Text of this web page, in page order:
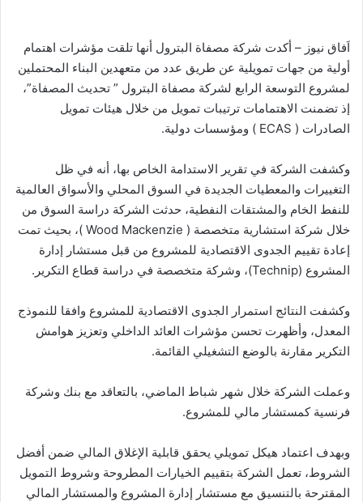
اَفاق نيوز – أكدت شركة مصفاة البترول أنها تلقت مؤشرات اهتمام
أولية من جهات تمويلية عن طريق عدد من متعهدين البناء المحتملين
لمشروع التوسعة الرابع لشركة مصفاة البترول ” تحديث المصفاة”،
إذ تضمنت الاهتمامات ترتيبات تمويل من خلال هيئات تمويل
الصادرات ( ECAS ) ومؤسسات دولية.
وكشفت الشركة في تقرير الاستدامة الخاص بها، أنه في ظل
التغييرات والمعطيات الجديدة في السوق المحلي والأسواق العالمية
للنفط الخام والمشتقات النفطية، حدثت الشركة دراسة السوق من
خلال شركة استشارية متخصصة ( Wood Mackenzie )، بحيث تمت
إعادة تقييم الجدوى الاقتصادية للمشروع من قبل مستشار إدارة
المشروع (Technip)، وشركة متخصصة في دراسة قطاع التكرير.
وكشفت النتائج استمرار الجدوى الاقتصادية للمشروع وافقا للنموذج
المعدل، وأظهرت تحسن مؤشرات العائد الداخلي وتعزيز هوامش
التكرير مقارنة بالوضع التشغيلي القائمة.
وعملت الشركة خلال شهر شباط الماضي، بالتعاقد مع بنك وشركة
فرنسية كمستشار مالي للمشروع.
وبهدف اعتماد هيكل تمويلي يحقق قابلية الإغلاق المالي ضمن أفضل
الشروط، تعمل الشركة بتقييم الخيارات المطروحة وشروط التمويل
المقترحة بالتنسيق مع مستشار إدارة المشروع والمستشار المالي